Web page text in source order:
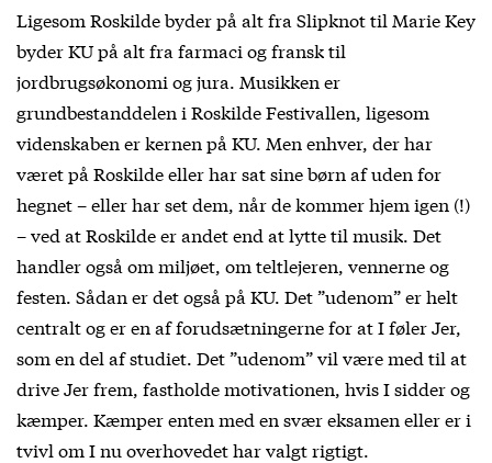
Ligesom Roskilde byder på alt fra Slipknot til Marie Key
byder KU på alt fra farmaci og fransk til
jordbrugsøkonomi og jura. Musikken er
grundbestanddelen i Roskilde Festivallen, ligesom
videnskaben er kernen på KU. Men enhver, der har
været på Roskilde eller har sat sine børn af uden for
hegnet – eller har set dem, når de kommer hjem igen (!)
– ved at Roskilde er andet end at lytte til musik. Det
handler også om miljøet, om teltlejeren, vennerne og
festen. Sådan er det også på KU. Det ”udenom” er helt
centralt og er en af forudsætningerne for at I føler Jer,
som en del af studiet. Det ”udenom” vil være med til at
drive Jer frem, fastholde motivationen, hvis I sidder og
kæmper. Kæmper enten med en svær eksamen eller er i
tvivl om I nu overhovedet har valgt rigtigt.